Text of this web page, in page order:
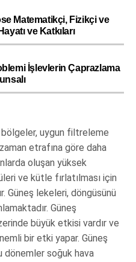
Matematikçi, Fizikçi ve
ve Katkıları
İşlevlerin Çaprazlama
uygun filtreleme
etrafına göre daha
oluşan yüksek
ve kütle fırlatılması için
Güneş lekeleri, döngüsünü
Güneş
büyük etkisi vardır ve
bir etki yapar. Güneş
dönemler soğuk hava